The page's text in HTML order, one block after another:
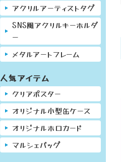
アクリルアーティストタグ
SNS風アクリルキーホルダ
ー
メタルアートフレーム
人気アイテム
クリアポスター
オリジナル小型缶ケース
オリジナルホロカード
マルシェバッグ